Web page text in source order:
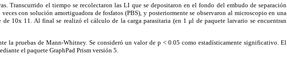
Transcurrido el tiempo se recolectaron las LI que se depositaron en el fondo del embudo de separación
con solución amortiguadora de fosfatos (PBS), y posteriormente se observaron al microscopio en una
de 10x 11. Al final se realizó el cálculo de la carga parasitaria (en 1 μl de paquete larvario se encuentran
la pruebas de Mann-Whitney. Se consideró un valor de p < 0.05 como estadísticamente significativo. El
el paquete GraphPad Prism versión 5.